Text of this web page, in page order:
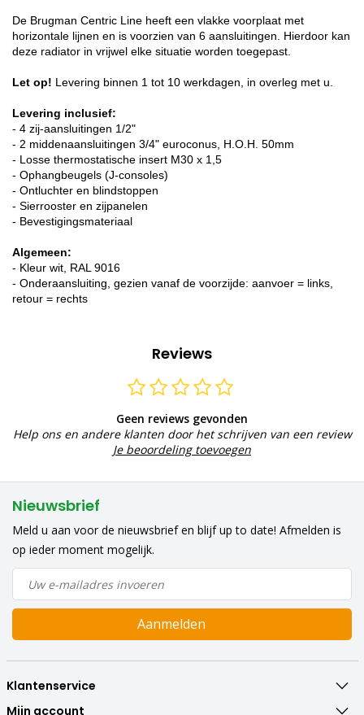
De Brugman Centric Line heeft een vlakke voorplaat met
horizontale lijnen en is voorzien van 6 aansluitingen. Hierdoor kan
deze radiator in vrijwel elke situatie worden toegepast.
Let op! Levering binnen 1 tot 10 werkdagen, in overleg met u.
Levering inclusief:
- 4 zij-aansluitingen 1/2"
- 2 middenaansluitingen 3/4" euroconus, H.O.H. 50mm
- Losse thermostatische insert M30 x 1,5
- Ophangbeugels (J-consoles)
- Ontluchter en blindstoppen
- Sierrooster en zijpanelen
- Bevestigingsmateriaal
Algemeen:
- Kleur wit, RAL 9016
- Onderaansluiting, gezien vanaf de voorzijde: aanvoer = links,
retour = rechts
Reviews
Geen reviews gevonden
Help ons en andere klanten door het schrijven van een review
Je beoordeling toevoegen
Nieuwsbrief
Meld u aan voor de nieuwsbrief en blijf up to date! Afmelden is
op ieder moment mogelijk.
Aanmelden
Klantenservice
Mijn account